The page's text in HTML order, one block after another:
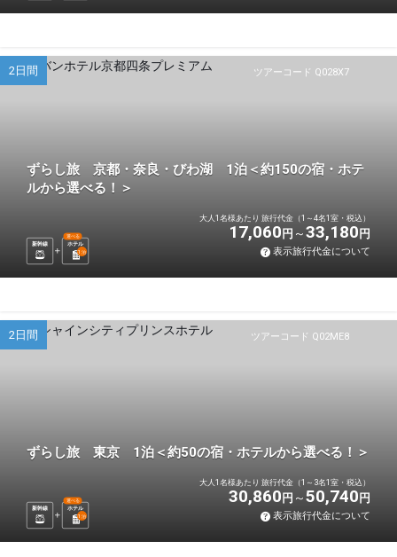
ツアーコード Q028X7
2日間
ずらし旅 京都・奈良・びわ湖 1泊＜約150の宿・ホテ
ルから選べる！＞
新幹線 ホテル
選べる
1 泊
大人1名様あたり 旅行代金（1～4名1室・税込）
17,060 円 33,180 円
表示旅行代金について
ツアーコード Q02ME8
2日間
ずらし旅 東京 1泊＜約50の宿・ホテルから選べる！＞
新幹線 ホテル
選べる
1 泊
大人1名様あたり 旅行代金（1～3名1室・税込）
30,860 円 50,740 円
表示旅行代金について